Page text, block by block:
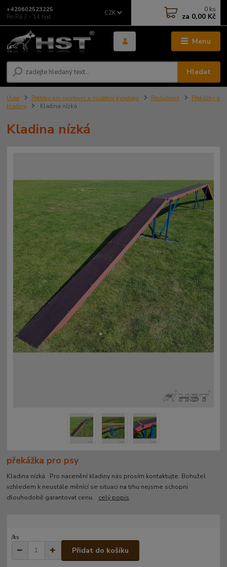
Menu
CZK
Hledat
+420602523225
Po-Pá 7 - 14 hod.
0 ks
za 0,00 Kč
Úvod Potřeby pro sportovní a služební kynologii Poslušnost
Překážky a
kladiny
Kladina nízká
Kladina nízká
překážka pro psy
Kladina nízká Pro nacenění kladiny nás prosím kontaktujte. Bohužel
vzhledem k neustále měnící se situaci na trhu nejsme schopni
dlouhodobě garantovat cenu. celý popis
/ks
Přidat do košíku